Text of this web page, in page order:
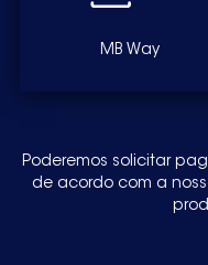
MB Way
Poderemos solicitar
de acordo com a